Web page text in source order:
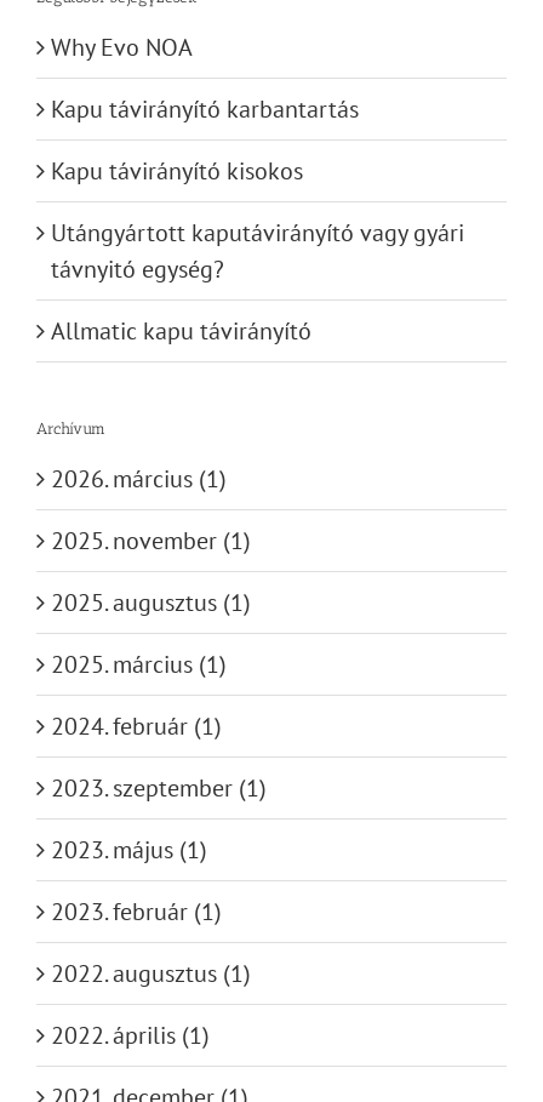
Why Evo NOA
Kapu távirányító karbantartás
Kapu távirányító kisokos
Utángyártott kaputávirányító vagy gyári
távnyitó egység?
Allmatic kapu távirányító
Archívum
2026. március (1)
2025. november (1)
2025. augusztus (1)
2025. március (1)
2024. február (1)
2023. szeptember (1)
2023. május (1)
2023. február (1)
2022. augusztus (1)
2022. április (1)